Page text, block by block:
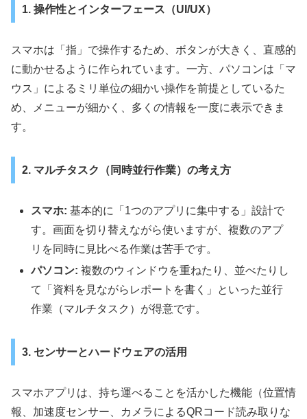
1. 操作性とインターフェース（UI/UX）
スマホは「指」で操作するため、ボタンが大きく、直感的
に動かせるように作られています。一方、パソコンは「マ
ウス」によるミリ単位の細かい操作を前提としているた
め、メニューが細かく、多くの情報を一度に表示できま
す。
2. マルチタスク（同時並行作業）の考え方
スマホ: 基本的に「1つのアプリに集中する」設計で
す。画面を切り替えながら使いますが、複数のアプ
リを同時に見比べる作業は苦手です。
パソコン: 複数のウィンドウを重ねたり、並べたりし
て「資料を見ながらレポートを書く」といった並行
作業（マルチタスク）が得意です。
3. センサーとハードウェアの活用
スマホアプリは、持ち運べることを活かした機能（位置情
報、加速度センサー、カメラによるQRコード読み取りな